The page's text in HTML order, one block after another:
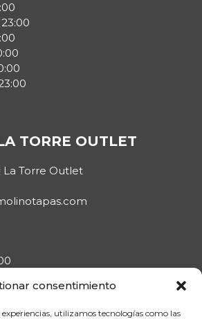
consentimiento
experiencias, utilizamos tecnologías como las
TORRE OUTLET
Torre Outlet